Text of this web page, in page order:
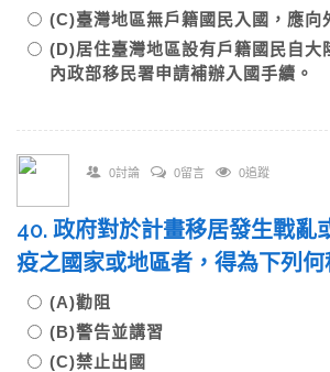
(C)臺灣地區無戶籍國民入國，應
(D)居住臺灣地區設有戶籍國民自大
內政部移民署申請補辦入國手續。
0討論 0留言 0追蹤
40. 政府對於計畫移居發生戰亂
疫之國家或地區者，得為下列
(A)勸阻
(B)警告並講習
(C)禁止出國